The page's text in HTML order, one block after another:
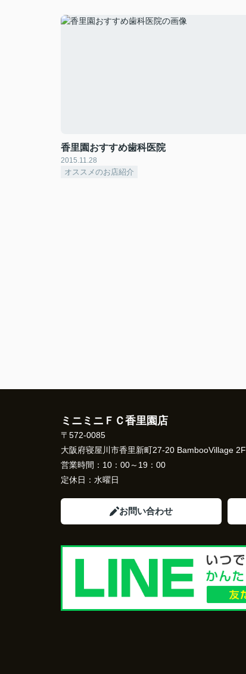
香里園おすすめ歯科医院
2015.11.28
オススメのお店紹介
ミニミニＦＣ香里園店
〒572-0085
大阪府寝屋川市香里新町27-20 BambooVillage 2F
営業時間： 10：00～19：00
定休日： 水曜日
お問い合わせ